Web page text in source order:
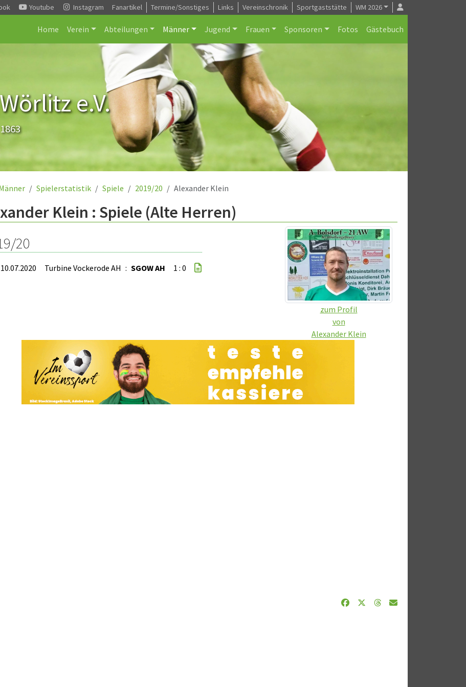
Youtube Instagram Fanartikel Termine/Sonstiges Links Vereinschronik Sportgaststätte WM 2026
Home Verein Abteilungen Männer Jugend Frauen Sponsoren Fotos Gästebuch
e.V.
Spielerstatistik Spiele 2019/20 Alexander Klein
Klein : Spiele (Alte Herren)
zum Profil
von
Alexander Klein
20
Turbine Vockerode AH : SGOW AH 1 : 0